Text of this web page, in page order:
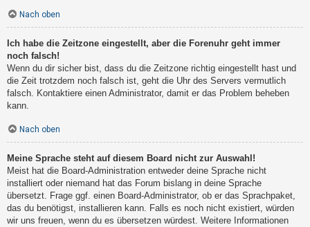
Nach oben
Ich habe die Zeitzone eingestellt, aber die Forenuhr geht immer
noch falsch!
Wenn du dir sicher bist, dass du die Zeitzone richtig eingestellt hast und
die Zeit trotzdem noch falsch ist, geht die Uhr des Servers vermutlich
falsch. Kontaktiere einen Administrator, damit er das Problem beheben
kann.
Nach oben
Meine Sprache steht auf diesem Board nicht zur Auswahl!
Meist hat die Board-Administration entweder deine Sprache nicht
installiert oder niemand hat das Forum bislang in deine Sprache
übersetzt. Frage ggf. einen Board-Administrator, ob er das Sprachpaket,
das du benötigst, installieren kann. Falls es noch nicht existiert, würden
wir uns freuen, wenn du es übersetzen würdest. Weitere Informationen